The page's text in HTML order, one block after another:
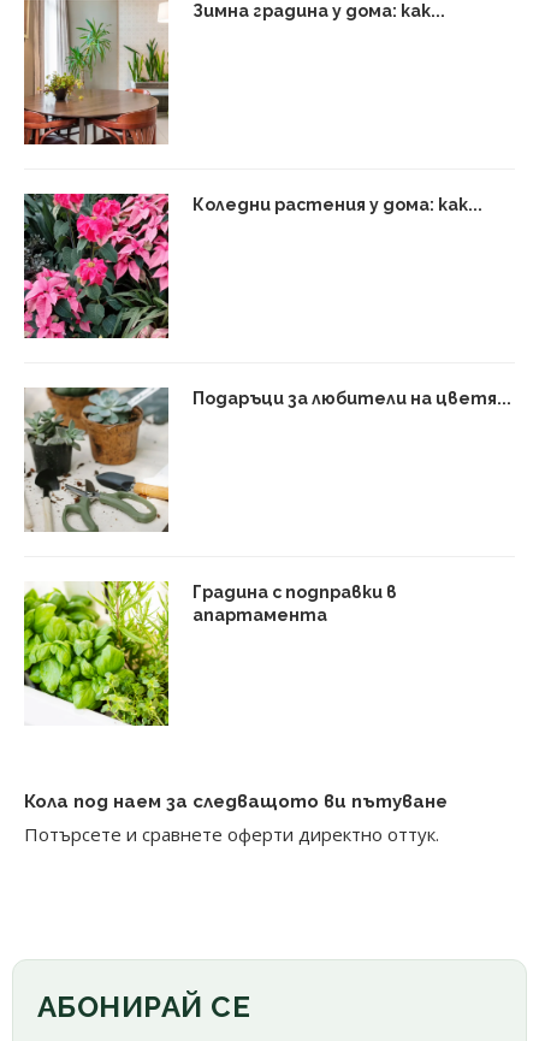
Зимна градина у дома: как...
Коледни растения у дома: как...
Подаръци за любители на цветя...
Градина с подправки в
апартамента
Кола под наем за следващото ви пътуване
Потърсете и сравнете оферти директно оттук.
АБОНИРАЙ СЕ